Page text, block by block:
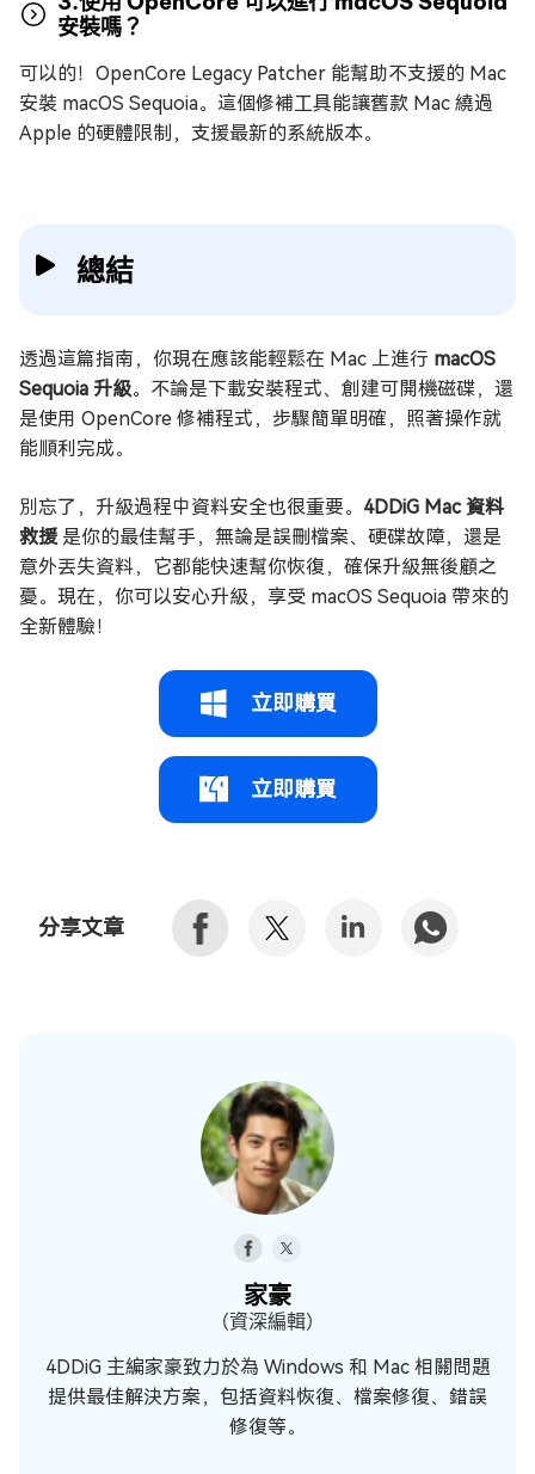
安裝嗎？
可以的！OpenCore Legacy Patcher 能幫助不支援的 Mac
安裝 macOS Sequoia。這個修補工具能讓舊款 Mac 繞過
Apple 的硬體限制，支援最新的系統版本。
總結
透過這篇指南，你現在應該能輕鬆在 Mac 上進行 macOS
Sequoia 升級。不論是下載安裝程式、創建可開機磁碟，還
是使用 OpenCore 修補程式，步驟簡單明確，照著操作就
能順利完成。
別忘了，升級過程中資料安全也很重要。 4DDiG Mac 資料
救援是你的最佳幫手，無論是誤刪檔案、硬碟故障，還是
意外丟失資料，它都能快速幫你恢復，確保升級無後顧之
憂。現在，你可以安心升級，享受 macOS Sequoia 帶來的
全新體驗！
立即購買
立即購買
分享文章
家豪
（資深編輯）
4DDiG 主編家豪致力於為 Windows 和 Mac 相關問題
提供最佳解決方案，包括資料恢復、檔案修復、錯誤
修復等。